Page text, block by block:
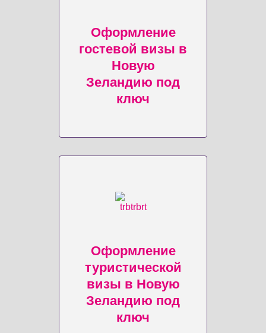
Оформление
гостевой визы в
Новую
Зеландию под
ключ
Оформление
туристической
визы в Новую
Зеландию под
ключ